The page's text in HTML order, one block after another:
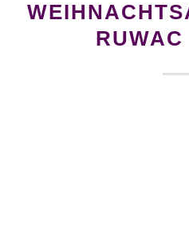
RUWAC